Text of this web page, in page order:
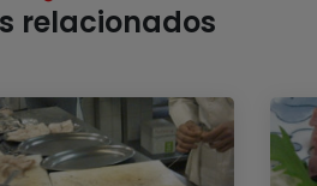
relacionados